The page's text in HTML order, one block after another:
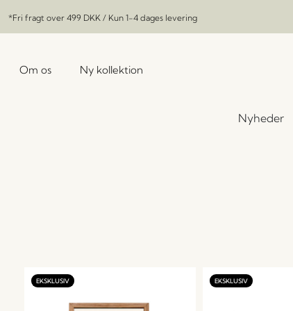
*Fri fragt over 499 DKK / Kun 1-4 dages levering
Om os Ny kollektion
Nyheder